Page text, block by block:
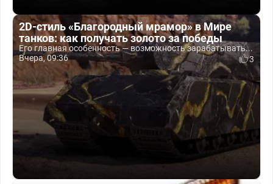
2D-стиль «Благородный мрамор» в Мире
танков: как получать золото за победы
Его главная особенность — возможность зарабатывать...
Вчера, 09:36
3